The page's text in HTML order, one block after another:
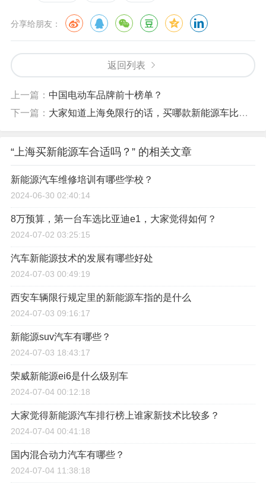
分享给朋友：
返回列表
上一篇： 中国电动车品牌前十榜单？
下一篇： 大家知道上海免限行的话，买哪款新能源车比较好啊？
“上海买新能源车合适吗？” 的相关文章
新能源汽车维修培训有哪些学校？
2024-06-30 02:40:14
8万预算，第一台车选比亚迪e1，大家觉得如何？
2024-07-02 03:25:15
汽车新能源技术的发展有哪些好处
2024-07-03 00:49:19
西安车辆限行规定里的新能源车指的是什么
2024-07-03 09:16:17
新能源suv汽车有哪些？
2024-07-03 18:43:17
荣威新能源ei6是什么级别车
2024-07-04 00:12:18
大家觉得新能源汽车排行榜上谁家新技术比较多？
2024-07-04 00:41:18
国内混合动力汽车有哪些？
2024-07-04 11:38:18